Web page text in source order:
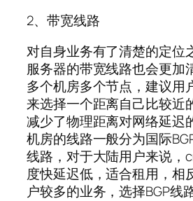
2、带宽线路
对自身业务有了清楚的定位
服务器的带宽线路也会更加
多个机房多个节点，建议用
来选择一个距离自己比较近
减少了物理距离对网络延迟
机房的线路一般分为国际
线路，对于大陆用户来说，
度快延迟低，适合租用，相
户较多的业务，选择BGP线